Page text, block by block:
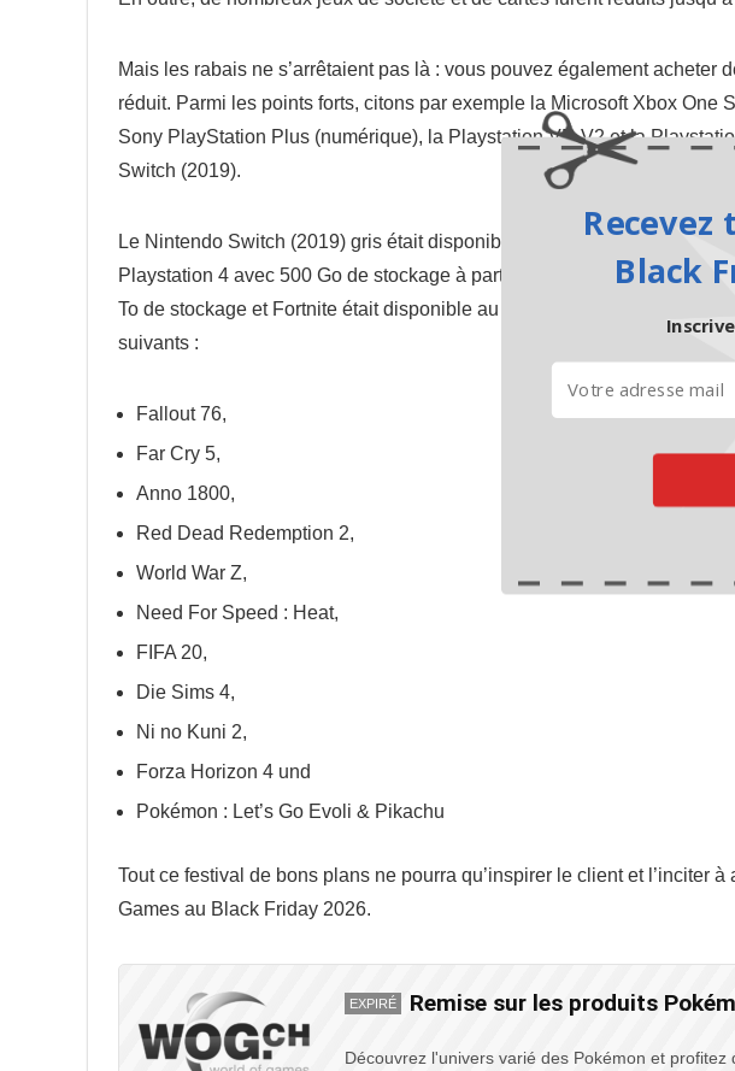
Mais les rabais ne s’arrêtaient pas là : vous pouvez également acheter
réduit. Parmi les points forts, citons par exemple la Microsoft Xbox One
Sony PlayStation Plus (numérique), la Playstation VR V2 et la
Switch (2019).
Le Nintendo Switch (2019) gris était disponible à partir de 299.00 CHF
Playstation 4 avec 500 Go de stockage à partir de 199.00 CHF au lieu
To de stockage et Fortnite était disponible au prix de 219.00 CHF au
suivants :
Fallout 76,
Far Cry 5,
Anno 1800,
Red Dead Redemption 2,
World War Z,
Need For Speed : Heat,
FIFA 20,
Die Sims 4,
Ni no Kuni 2,
Forza Horizon 4 und
Pokémon : Let’s Go Evoli & Pikachu
Tout ce festival de bons plans ne pourra qu’inspirer le client et l’inciter
Games au Black Friday 2026.
EXPIRÉ Remise sur les produits
Découvrez l'univers varié des Pokémon et
Recevez
Black